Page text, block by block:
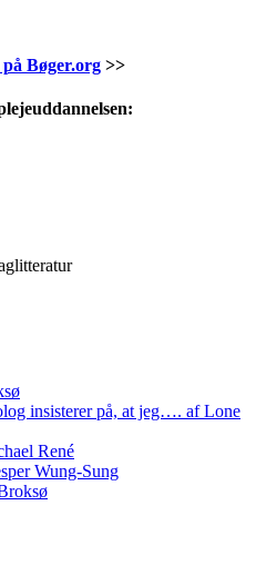
Bøger.org>>
insisterer på, at jeg…. af Lone
René
Wung-Sung